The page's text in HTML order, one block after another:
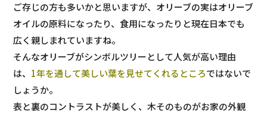
ご存じの方も多いかと思いますが、オリーブの実はオリーブ
オイルの原料になったり、食用になったりと現在日本でも
広く親しまれていますね。
そんなオリーブがシンボルツリーとして人気が高い理由
は、 1年を通して美しい葉を見せてくれるところではないで
しょうか。
表と裏のコントラストが美しく、木そのものがお家の外観